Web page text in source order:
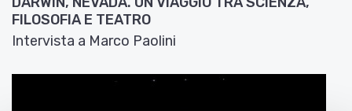
FILOSOFIA E TEATRO
Intervista a Marco Paolini